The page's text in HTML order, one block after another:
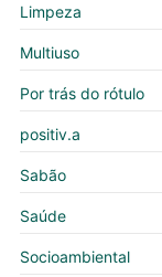
Limpeza
Multiuso
Por trás do rótulo
positiv.a
Sabão
Saúde
Socioambiental